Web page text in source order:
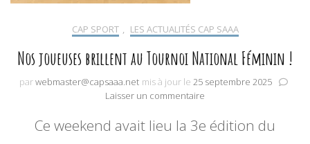
CAP SPORT , LES ACTUALITÉS CAP SAAA
Nos joueuses brillent au Tournoi National Féminin !
parwebmaster@capsaaa.net mis à jour le 25 septembre 2025
Laisser un commentaire
joueuses
Ce weekend avait lieu la 3e édition du